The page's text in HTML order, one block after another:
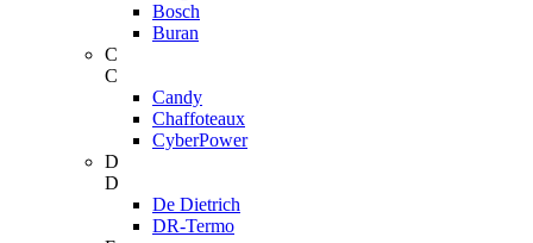
Bosch
Buran
C
C
Candy
Chaffoteaux
CyberPower
D
D
De Dietrich
DR-Termo